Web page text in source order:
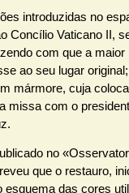
introduzidas no
Concílio Vaticano II,
com que a
ao seu lugar
mármore, cuja
missa com o
no
que o restauro,
esquema das cores